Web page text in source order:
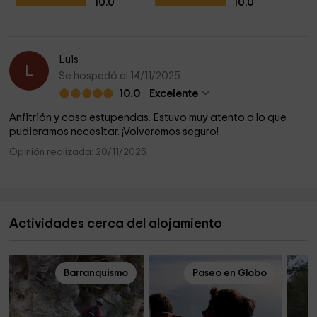
10.0
10.0
L
Luis
Se hospedó el 14/11/2025
10.0
Excelente
Anfitrión y casa estupendas. Estuvo muy atento a lo que
pudieramos necesitar. ¡Volveremos seguro!
Opinión realizada: 20/11/2025
Actividades cerca del alojamiento
Barranquismo Paseo en Globo